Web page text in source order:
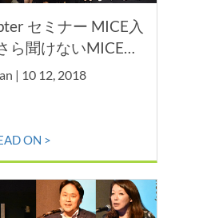
セミナー MICE入
ら聞けないMICE概
MICEのお仕事紹
| 10 12, 2018
ON >